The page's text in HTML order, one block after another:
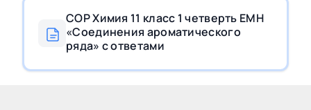
СОР Химия 11 класс 1 четверть ЕМН
«Соединения ароматического
ряда» с ответами